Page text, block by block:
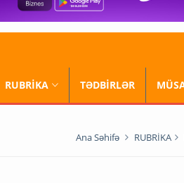
RUBRİKA TƏDBİRLƏR
Ana Səhifə RUBRİKA